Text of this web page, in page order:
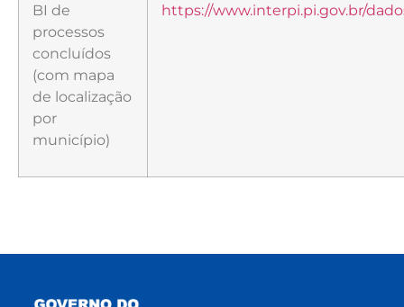
BI de
processos
concluídos
(com mapa
de localização
por
município)
https://www.interpi.pi.gov.br/